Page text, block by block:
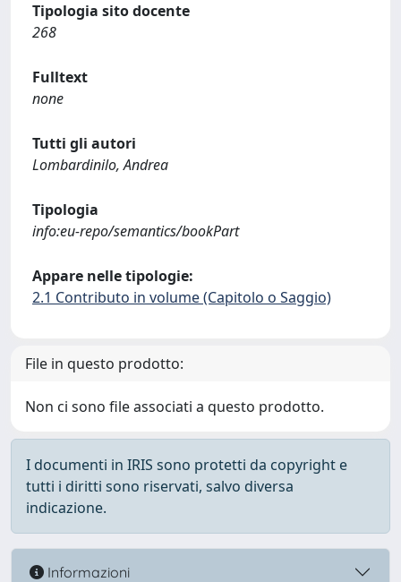
Tipologia sito docente
268
Fulltext
none
Tutti gli autori
Lombardinilo, Andrea
Tipologia
info:eu-repo/semantics/bookPart
Appare nelle tipologie:
2.1 Contributo in volume (Capitolo o Saggio)
File in questo prodotto:
Non ci sono file associati a questo prodotto.
I documenti in IRIS sono protetti da copyright e
tutti i diritti sono riservati, salvo diversa
indicazione.
Informazioni